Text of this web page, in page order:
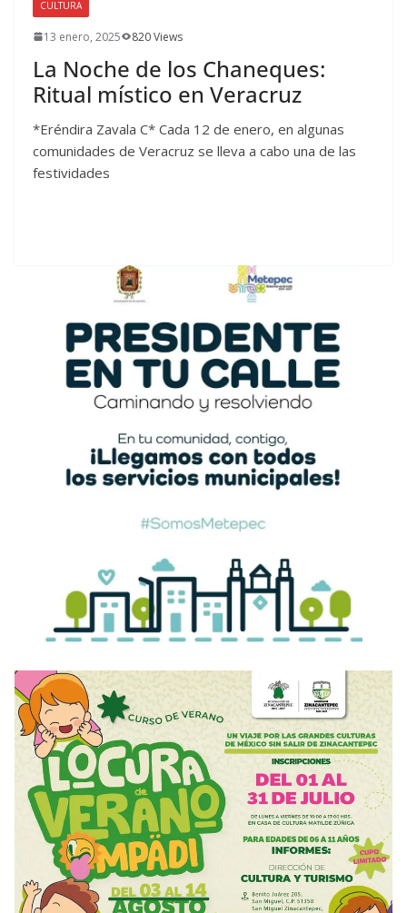
CULTURA
13 enero, 2025 820 Views
La Noche de los Chaneques:
Ritual místico en Veracruz
*Eréndira Zavala C* Cada 12 de enero, en algunas
comunidades de Veracruz se lleva a cabo una de las
festividades